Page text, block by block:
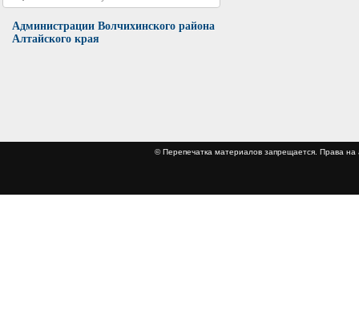
Администрации Волчихинского района
Алтайского края
© Перепечатка материалов запрещается.